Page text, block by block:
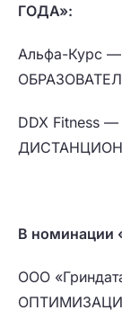
ГОДА»:
Альфа-Курс
DDX Fitness
В
ООО